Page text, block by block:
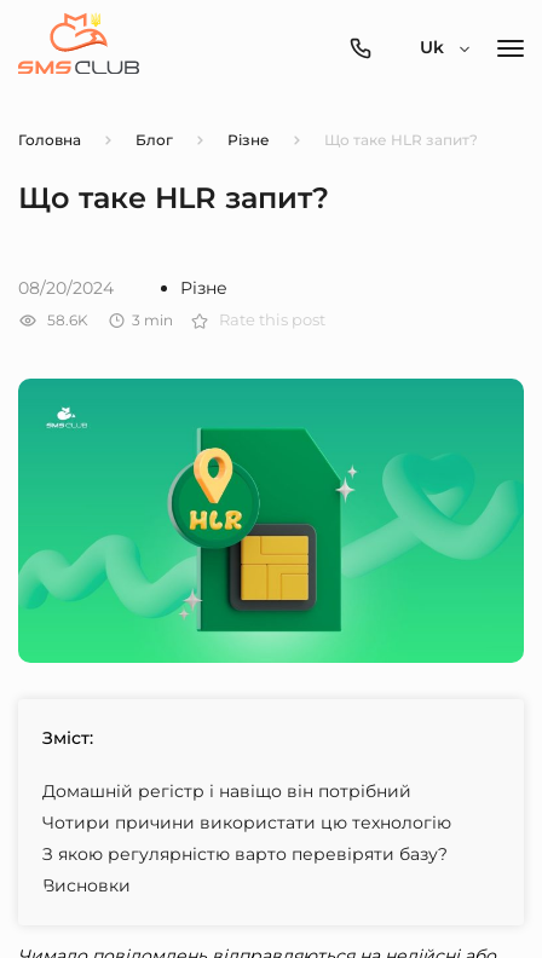
0800-
Uk
Головна Блог Різне Що таке HLR запит?
Що таке HLR запит?
08/20/2024 Різне
58.6K 3 min Rate this post
Зміст:
Домашній регістр і навіщо він потрібний
Чотири причини використати цю технологію
З якою регулярністю варто перевіряти базу?
Висновки